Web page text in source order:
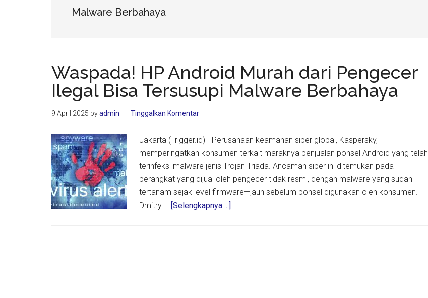
Malware Berbahaya
Waspada! HP Android Murah dari Pengecer
Ilegal Bisa Tersusupi Malware Berbahaya
9 April 2025 byadmin Tinggalkan Komentar
Jakarta (Trigger.id) - Perusahaan keamanan siber global, Kaspersky,
memperingatkan konsumen terkait maraknya penjualan ponsel Android yang telah
terinfeksi malware jenis Trojan Triada. Ancaman siber ini ditemukan pada
perangkat yang dijual oleh pengecer tidak resmi, dengan malware yang sudah
tertanam sejak level firmware—jauh sebelum ponsel digunakan oleh konsumen.
Dmitry … [Selengkapnya ...]